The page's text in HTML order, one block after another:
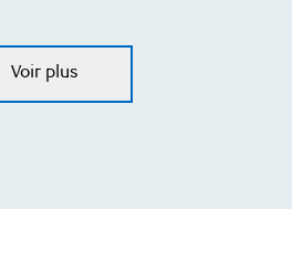
Voir plus